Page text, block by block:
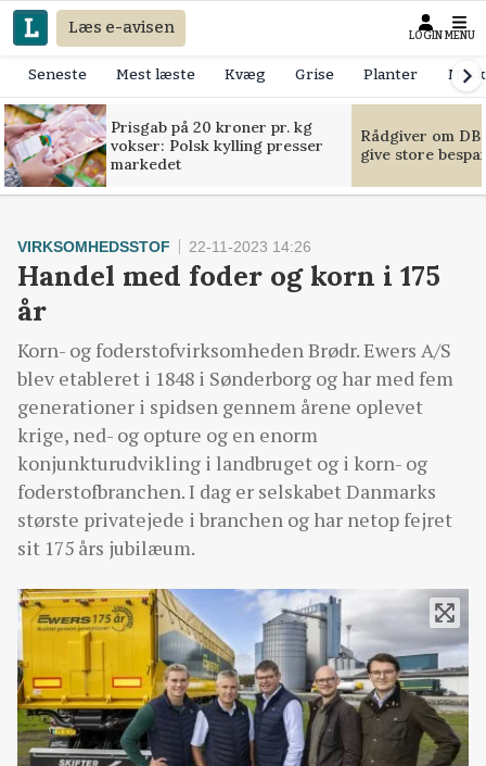
Læs e-avisen LOGIN MENU
Seneste Mest læste Kvæg Grise Planter
Prisgab på 20 kroner pr. kg
vokser: Polsk kylling presser
markedet
Rådgiver om
give store
VIRKSOMHEDSSTOF 22-11-2023 14:26
Handel med foder og korn i 175
år
Korn- og foderstofvirksomheden Brødr. Ewers A/S
blev etableret i 1848 i Sønderborg og har med fem
generationer i spidsen gennem årene oplevet
krige, ned- og opture og en enorm
konjunkturudvikling i landbruget og i korn- og
foderstofbranchen. I dag er selskabet Danmarks
største privatejede i branchen og har netop fejret
sit 175 års jubilæum.